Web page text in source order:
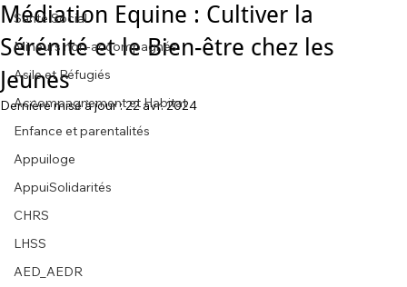
Santé Social
Mineurs non-accompagnés
Asile et Réfugiés
Accompagnement et Habitat
Enfance et parentalités
Appuiloge
AppuiSolidarités
CHRS
LHSS
AED_AEDR
Médiation Equine : Cultiver la
Sérénité et le Bien-être chez les
Jeunes
Dernière mise à jour :22 avr. 2024